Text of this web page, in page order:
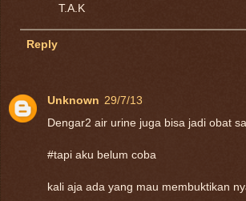
T.A.K
Reply
Unknown 29/7/13
Dengar2 air urine juga bisa jadi obat
#tapi aku belum coba
kali aja ada yang mau membuktikan